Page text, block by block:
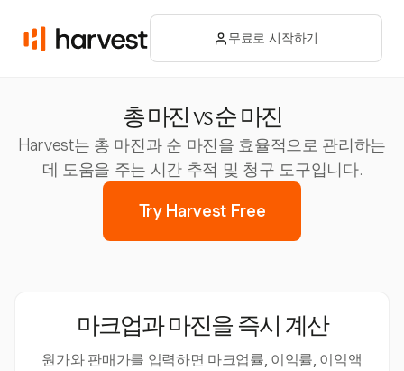
무료로 시작하기
총 마진 vs 순 마진
Harvest는 총 마진과 순 마진을 효율적으로 관리하는
데 도움을 주는 시간 추적 및 청구 도구입니다.
Try Harvest Free
마크업과 마진을 즉시 계산
원가와 판매가를 입력하면 마크업률, 이익률, 이익액